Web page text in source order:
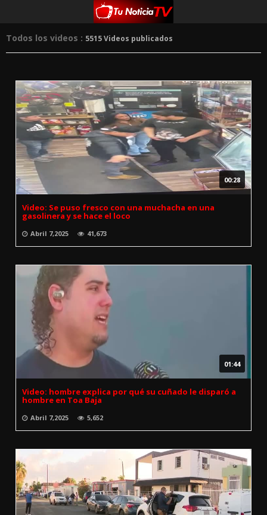
Todos los videos : 5515 Videos publicados
00:28
Video: Se puso fresco con una muchacha en una
gasolinera y se hace el loco
Abril 7,2025 41,673
01:44
Video: hombre explica por qué su cuñado le disparó a
hombre en Toa Baja
Abril 7,2025 5,652